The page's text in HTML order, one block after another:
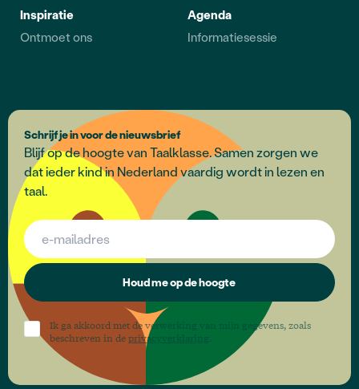
Inspiratie
Ontmoet ons
Agenda
Informatiesessie
Schrijf je in voor de nieuwsbrief
Blijf op de hoogte van Taalklasse. Samen zorgen we
dat ieder kind in Nederland vaardig wordt in lezen en
taal.
Ik ga akkoord met de verwerking van mijn gegevens, zoals
beschreven in deprivacyverklaring.
Houd me op de hoogte